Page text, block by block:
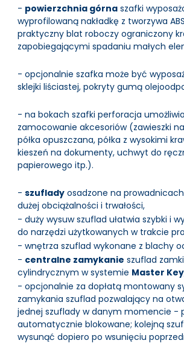
- powierzchnia górna szafki
wyprofilowaną nakładkę z tworzywa
praktyczny blat roboczy ograniczony
zapobiegającymi spadaniu małych
- opcjonalnie szafka może być
sklejki liściastej, pokryty gumą
- na bokach szafki perforacja
zamocowanie akcesoriów (zawieszki
półka opuszczana, półka z wysokimi
kieszeń na dokumenty, uchwyt do
papierowego itp.).
-szuflady osadzone na
dużej obciążalności i trwałości,
- duży wysuw szuflad ułatwia szybki i
do narzędzi użytkowanych w trakcie
- wnętrza szuflad wykonane z blachy
- centralne zamykanie szuflad
cylindrycznym w systemie Master Key
- opcjonalnie za dopłatą montowany
zamykania szuflad pozwalający na
jednej szuflady w danym momencie -
automatycznie blokowane; kolejną
wysunąć dopiero po wsunięciu